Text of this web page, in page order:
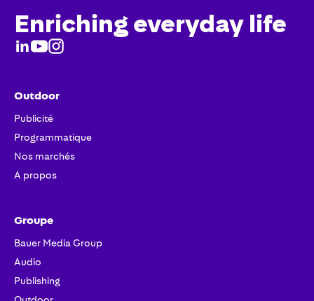
Enriching everyday life
Outdoor
Publicité
Programmatique
Nos marchés
A propos
Groupe
Bauer Media Group
Audio
Publishing